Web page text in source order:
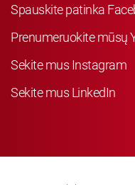
Spauskite patinka
Prenumeruokite mūsų
Sekite mus Instagram
Sekite mus LinkedIn